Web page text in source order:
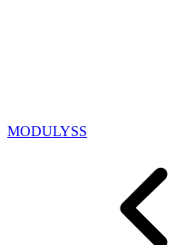
MODULYSS